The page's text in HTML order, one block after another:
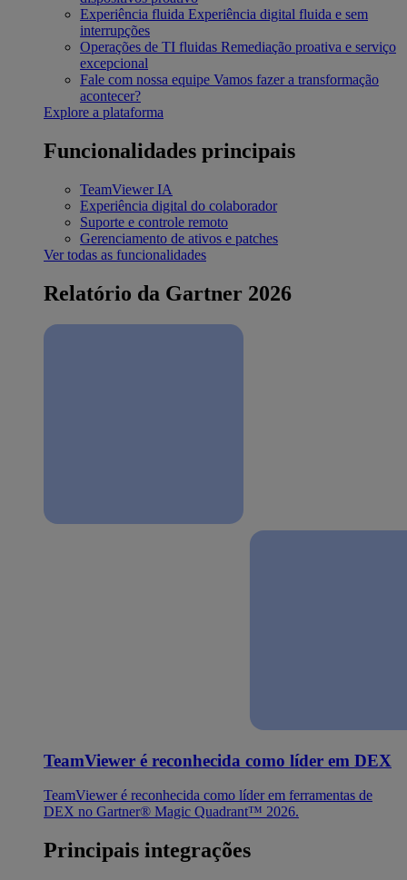
Experiência fluida Experiência digital fluida e sem
interrupções
Operações de TI fluidas Remediação proativa e serviço
excepcional
Fale com nossa equipe Vamos fazer a transformação
acontecer?
Explore a plataforma
Funcionalidades principais
TeamViewer IA
Experiência digital do colaborador
Suporte e controle remoto
Gerenciamento de ativos e patches
Ver todas as funcionalidades
Relatório da Gartner 2026
TeamViewer é reconhecida como líder em DEX
TeamViewer é reconhecida como líder em ferramentas de
DEX no Gartner® Magic Quadrant™ 2026.
Principais integrações